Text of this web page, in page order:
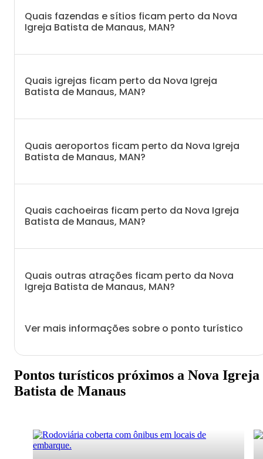
Quais fazendas e sítios ficam perto da Nova
Igreja Batista de Manaus, MAN?
Quais igrejas ficam perto da Nova Igreja
Batista de Manaus, MAN?
Quais aeroportos ficam perto da Nova Igreja
Batista de Manaus, MAN?
Quais cachoeiras ficam perto da Nova Igreja
Batista de Manaus, MAN?
Quais outras atrações ficam perto da Nova
Igreja Batista de Manaus, MAN?
Ver mais informações sobre o ponto turístico
Pontos turísticos próximos a Nova Igreja
Batista de Manaus